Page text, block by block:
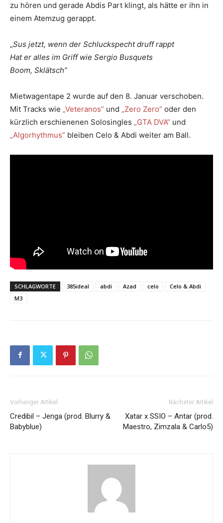
zu hören und gerade Abdis Part klingt, als hätte er ihn in
einem Atemzug gerappt.
„Sus jetzt, wenn der Schluckspecht druff rappt
Hat er alles im Griff wie Sergio Busquets
Boom, Sklätsch”
Mietwagentape 2 wurde auf den 8. Januar verschoben.
Mit Tracks wie „Veteranos” und „Zero Zero” oder den
kürzlich erschienenen Solosingles „GTA DVA” und
„Algorhythmus” bleiben Celo & Abdi weiter am Ball.
SCHLAGWORTE 385ideal abdi Azad celo
Celo & Abdi
M3
Vorheriger Artikel
Credibil – Jenga (prod. Blurry &
Babyblue)
Nächster Artikel
Xatar x SSIO – Antar (prod.
Maestro, Zimzala & Carlo5)